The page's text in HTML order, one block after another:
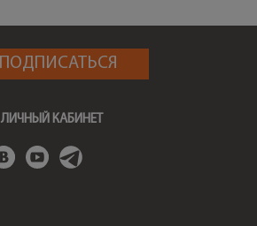
ЛИЧНЫЙ КАБИНЕТ